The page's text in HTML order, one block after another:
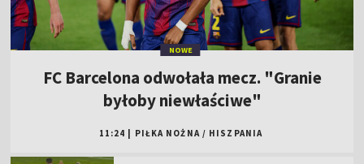
NOWE
FC Barcelona odwołała mecz. "Granie
byłoby niewłaściwe"
11:24 PIŁKA NOŻNA / HISZPANIA